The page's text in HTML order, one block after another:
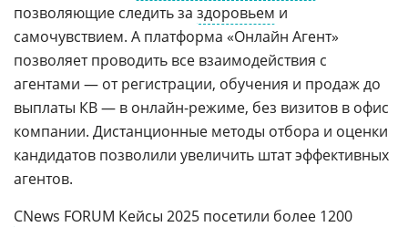
позволяющие следить за здоровьем и
самочувствием. А платформа «Онлайн Агент»
позволяет проводить все взаимодействия с
агентами — от регистрации, обучения и продаж до
выплаты КВ — в онлайн-режиме, без визитов в офис
компании. Дистанционные методы отбора и оценки
кандидатов позволили увеличить штат эффективных
агентов.
CNews FORUM Кейсы 2025 посетили более 1200